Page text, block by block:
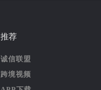
推荐
诚信联盟
跨境视频